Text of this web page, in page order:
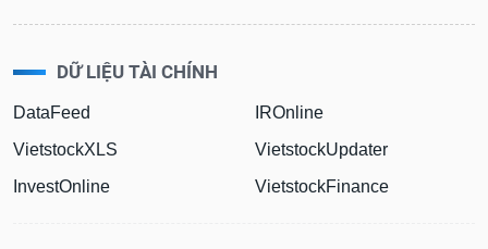
DỮ LIỆU TÀI CHÍNH
DataFeed
VietstockXLS
InvestOnline
IROnline
VietstockUpdater
VietstockFinance